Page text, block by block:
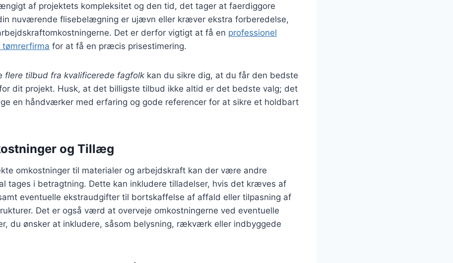
af projektets kompleksitet og den tid, det tager at faerdiggore
nuværende flisebelægning er ujævn eller kræver ekstra forberedelse,
Det er derfor vigtigt at få en professionel
for at få en præcis prisestimering.
flere tilbud fra kvalificerede fagfolk kan du sikre dig, at du får den bedste
dit projekt. Husk, at det billigste tilbud ikke altid er det bedste valg; det
en håndværker med erfaring og gode referencer for at sikre et holdbart
og Tillæg
omkostninger til materialer og arbejdskraft kan der være andre
tages i betragtning. Dette kan inkludere tilladelser, hvis det kræves af
eventuelle ekstraudgifter til bortskaffelse af affald eller tilpasning af
Det er også værd at overveje omkostningerne ved eventuelle
du ønsker at inkludere, såsom belysning, rækværk eller indbyggede